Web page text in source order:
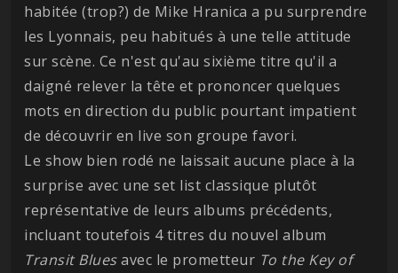
habitée (trop?) de Mike Hranica a pu surprendre
les Lyonnais, peu habitués à une telle attitude
sur scène. Ce n'est qu'au sixième titre qu'il a
daigné relever la tête et prononcer quelques
mots en direction du public pourtant impatient
de découvrir en live son groupe favori.
Le show bien rodé ne laissait aucune place à la
surprise avec une set list classique plutôt
représentative de leurs albums précédents,
incluant toutefois 4 titres du nouvel album
Transit Bluesavec le prometteur To the Key of